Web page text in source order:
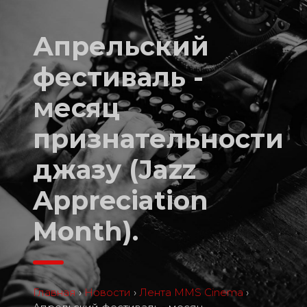
Апрельский
фестиваль -
месяц
признательности
джазу (Jazz
Appreciation
Month).
Главная › Новости › Лента MMS Cinema ›